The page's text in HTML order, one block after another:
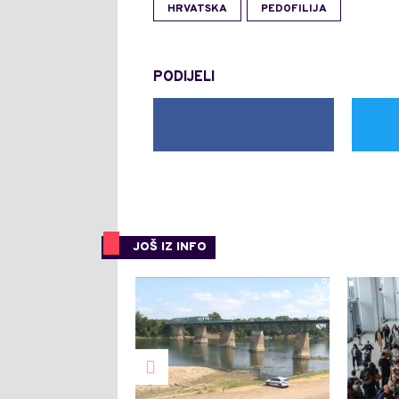
HRVATSKA PEDOFILIJA
PODIJELI
JOŠ IZ INFO
0